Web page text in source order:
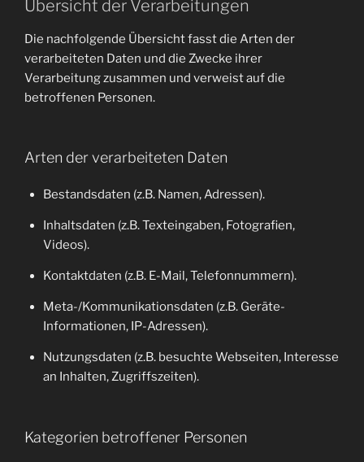
Übersicht der Verarbeitungen
Die nachfolgende Übersicht fasst die Arten der
verarbeiteten Daten und die Zwecke ihrer
Verarbeitung zusammen und verweist auf die
betroffenen Personen.
Arten der verarbeiteten Daten
Bestandsdaten (z.B. Namen, Adressen).
Inhaltsdaten (z.B. Texteingaben, Fotografien,
Videos).
Kontaktdaten (z.B. E-Mail, Telefonnummern).
Meta-/Kommunikationsdaten (z.B. Geräte-
Informationen, IP-Adressen).
Nutzungsdaten (z.B. besuchte Webseiten, Interesse
an Inhalten, Zugriffszeiten).
Kategorien betroffener Personen